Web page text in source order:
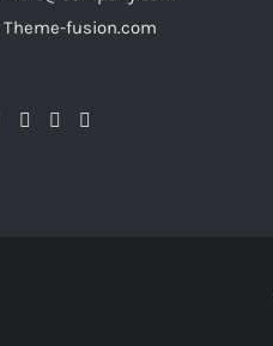
Theme-fusion.com